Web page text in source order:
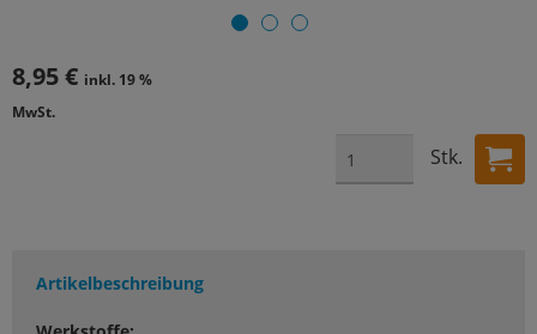
8,95 € inkl. 19 %
MwSt.
Stk.
Artikelbeschreibung